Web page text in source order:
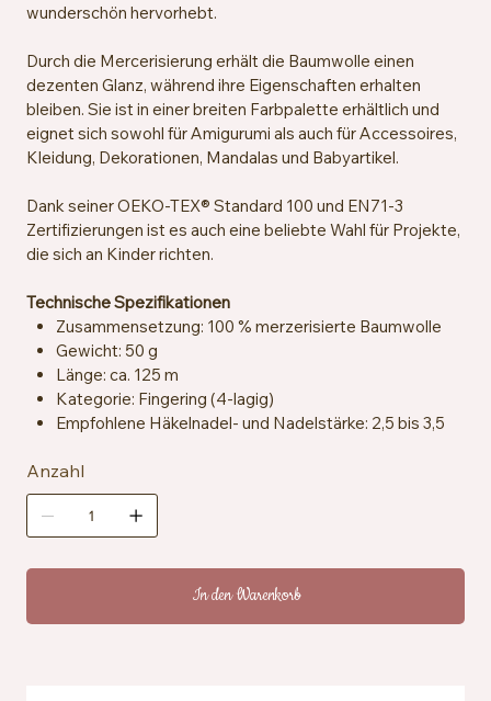
wunderschön hervorhebt.
Durch die Mercerisierung erhält die Baumwolle einen
dezenten Glanz, während ihre Eigenschaften erhalten
bleiben. Sie ist in einer breiten Farbpalette erhältlich und
eignet sich sowohl für Amigurumi als auch für Accessoires,
Kleidung, Dekorationen, Mandalas und Babyartikel.
Dank seiner OEKO-TEX® Standard 100 und EN71-3
Zertifizierungen ist es auch eine beliebte Wahl für Projekte,
die sich an Kinder richten.
Technische Spezifikationen
Zusammensetzung: 100 % merzerisierte Baumwolle
Gewicht: 50 g
Länge: ca. 125 m
Kategorie: Fingering (4-lagig)
Empfohlene Häkelnadel- und Nadelstärke: 2,5 bis 3,5
Maschenprobe: ca. 26 Maschen x 36 Reihen = 10 x 10
cm mit 2,5 mm Nadeln
Zertifizierung: OEKO-TEX® Standard 100, EN71-3
Pflegehinweise: Maschinenwaschbar bei 40 °C
Herstellung: Hergestellt aus recyceltem
Anzahl
In den Warenkorb